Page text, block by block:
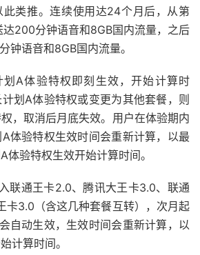
此类推。连续使用达24个月后，从第
200分钟语音和8GB国内流量，之后
钟语音和8GB国内流量。
A体验特权即刻生效，开始计算时
划A体验特权或变更为其他套餐，则
，取消后月底失效。用户在体验期内
体验特权生效时间会重新计算，以最
体验特权生效开始计算时间。
联通王卡2.0、腾讯大王卡3.0、联通
卡3.0（含这几种套餐互转），次月起
自动生效，生效时间会重新计算，以
计算时间。